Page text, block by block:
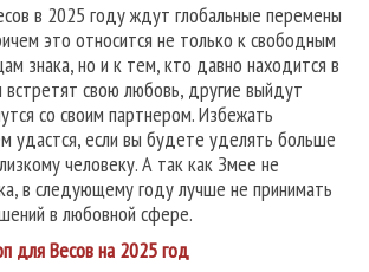
в 2025 году ждут глобальные перемены
это относится не только к свободным
знака, но и к тем, кто давно находится в
свою любовь, другие выйдут
со своим партнером. Избежать
удастся, если вы будете уделять больше
человеку. А так как Змее не
в следующему году лучше не принимать
в любовной сфере.
для Весов на 2025 год